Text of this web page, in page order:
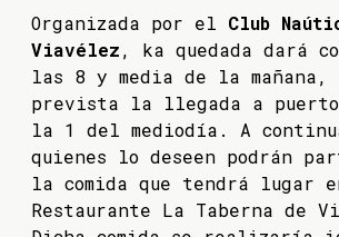
Organizada por el Club
Viavélez, ka quedada dará
las 8 y media de la mañana,
prevista la llegada a
la 1 del mediodía. A
quienes lo deseen podrán
la comida que tendrá lugar
Restaurante La Taberna de